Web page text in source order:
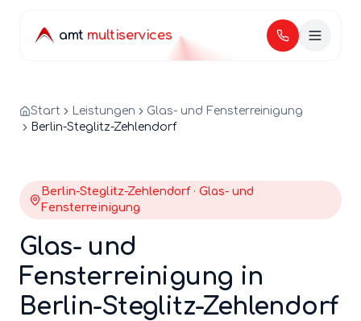
amt multiservices
Start Leistungen
Glas- und Fensterreinigung
Berlin-Steglitz-Zehlendorf
Berlin-Steglitz-Zehlendorf· Glas- und
Fensterreinigung
Glas- und
Fensterreinigung in
Berlin-Steglitz-Zehlendorf